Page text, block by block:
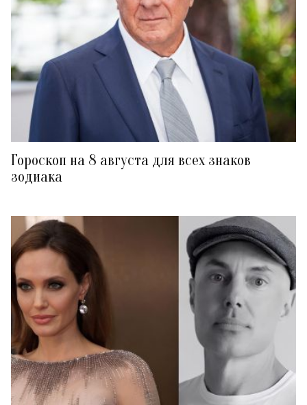
Гороскоп на 8 августа для всех знаков
зодиака